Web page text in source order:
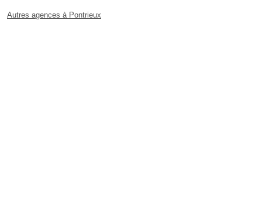
Autres agences à Pontrieux